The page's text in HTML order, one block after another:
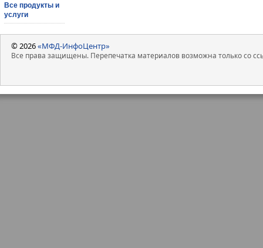
Все продукты и
услуги
© 2026«МФД-ИнфоЦентр»
Все права защищены. Перепечатка материалов возможна только со